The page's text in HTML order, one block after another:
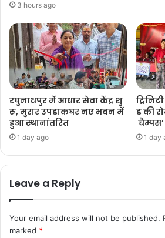
3 hours ago
रघुनाथपुर में आधार सेवा केंद्र शु
रू, मुरार उपडाकघर नए भवन में
हुआ स्थानांतरित
1 day ago
ड की
1 day
Leave a Reply
Your email address will not be published.
marked *